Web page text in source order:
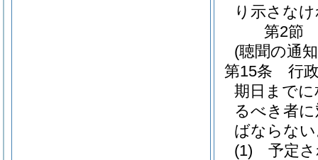
り示さな
第2節
(聴聞の通
第15条
行
期日まで
るべき者
ばならな
(1)
予定